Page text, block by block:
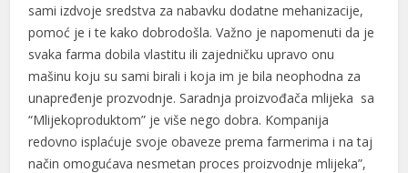
sami izdvoje sredstva za nabavku dodatne mehanizacije,
pomoć je i te kako dobrodošla. Važno je napomenuti da je
svaka farma dobila vlastitu ili zajedničku upravo onu
mašinu koju su sami birali i koja im je bila neophodna za
unapređenje prozvodnje. Saradnja proizvođača mlijeka sa
“Mlijekoproduktom” je više nego dobra. Kompanija
redovno isplaćuje svoje obaveze prema farmerima i na taj
način omogućava nesmetan proces proizvodnje mlijeka”,